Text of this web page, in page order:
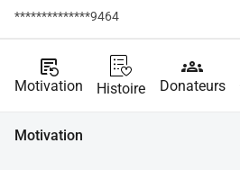
**************9464
source_notes
Motivation Histoire
groups
Donateurs
Motivation